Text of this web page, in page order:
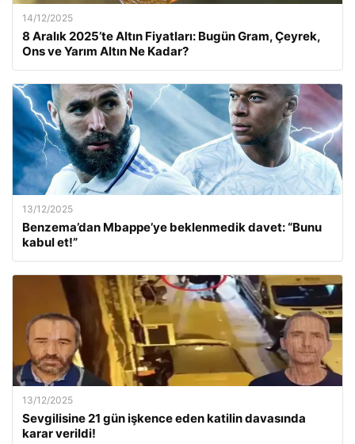
14/12/2025
8 Aralık 2025’te Altın Fiyatları: Bugün Gram, Çeyrek,
Ons ve Yarım Altın Ne Kadar?
13/12/2025
Benzema’dan Mbappe’ye beklenmedik davet: “Bunu
kabul et!”
13/12/2025
Sevgilisine 21 gün işkence eden katilin davasında
karar verildi!